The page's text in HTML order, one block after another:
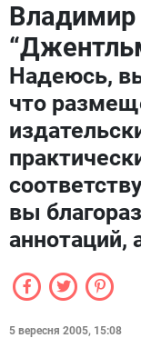
Владимир
Надеюсь,
что
вы
аннотаций,
5 вересня 2005, 15:08